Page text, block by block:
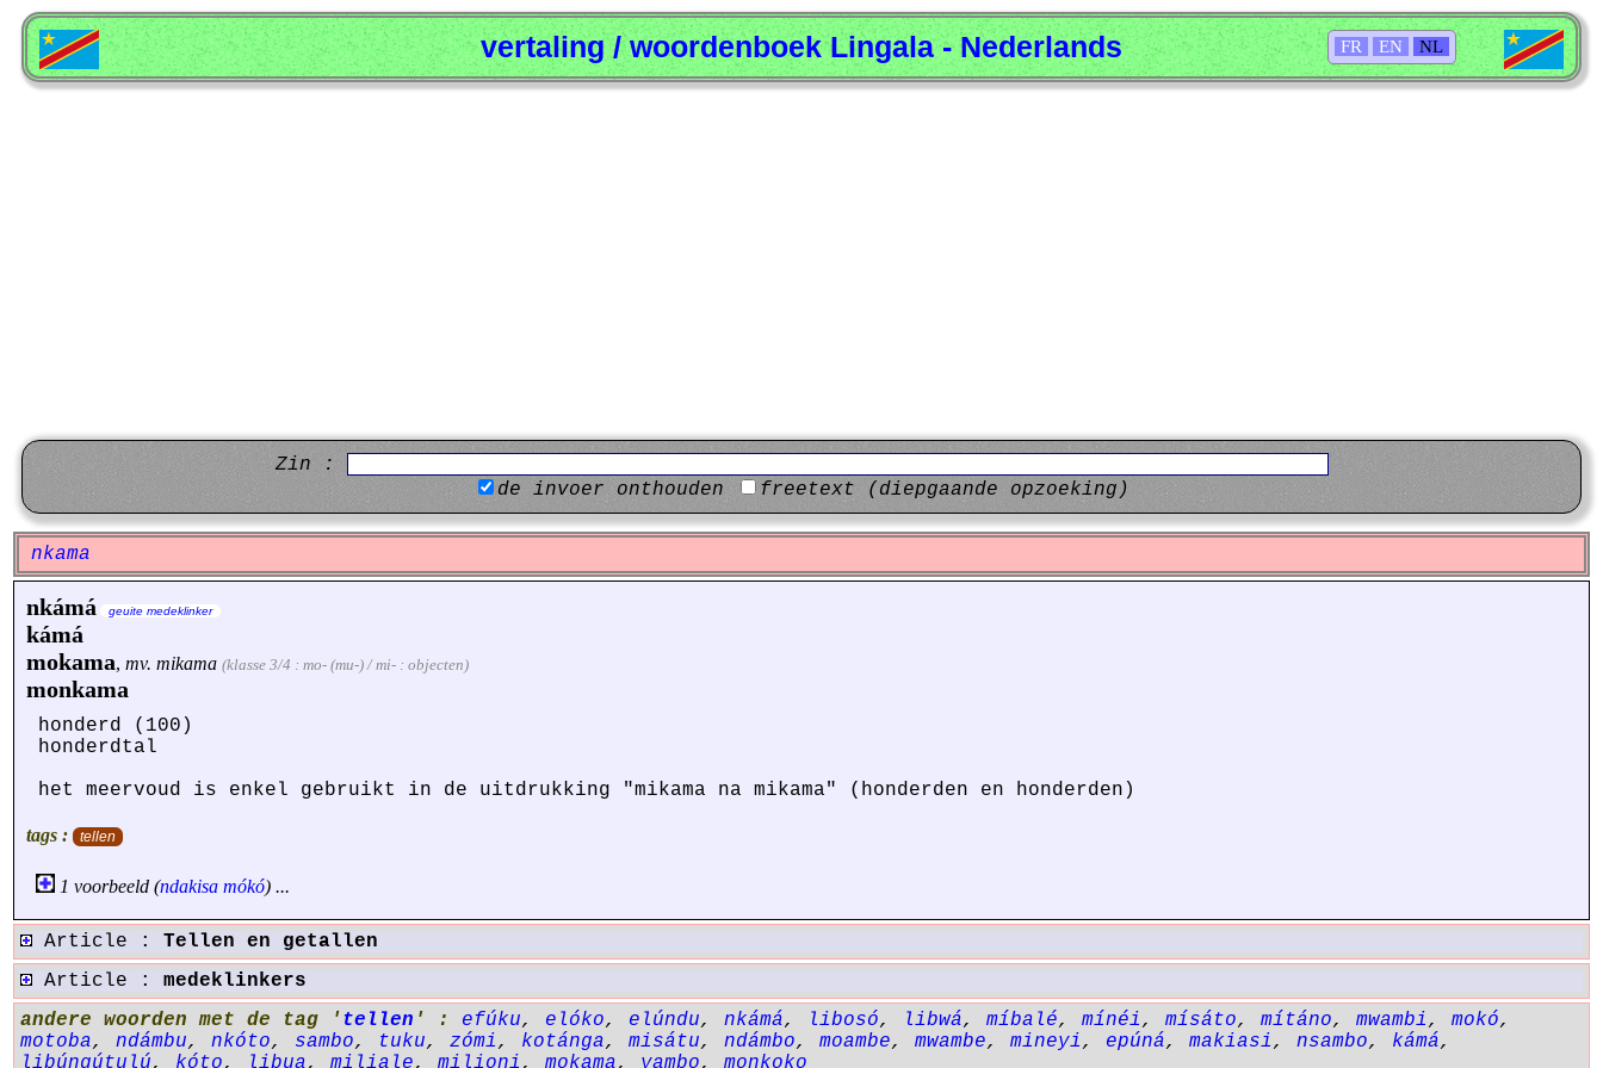
FR EN NL
vertaling / woordenboek Lingala - Nederlands
Zin :
de invoer onthouden
freetext (diepgaande opzoeking)
nkama
nkámá geuite medeklinker
kámá
mokama, mv. mikama (klasse 3/4 : mo- (mu-) / mi- : objecten)
monkama
honderd (100)
honderdtal
het meervoud is enkel gebruikt in de uitdrukking "mikama na mikama" (honderden en honderden)
tags : tellen
1 voorbeeld (ndakisa mókó) ...
Article : Tellen en getallen
Article : medeklinkers
andere woorden met de tag ' tellen ' : efúku, elóko, elúndu, nkámá, libosó, libwá, míbalé, mínéi, mísáto, mítáno, mwambi, mokó,
motoba, ndámbu, nkóto, sambo, tuku, zómi, kotánga, misátu, ndámbo, moambe, mwambe, mineyi, epúná, makiasi, nsambo, kámá,
libúngútulú, kóto, libua, miliale, milioni , mokama, yambo, monkoko